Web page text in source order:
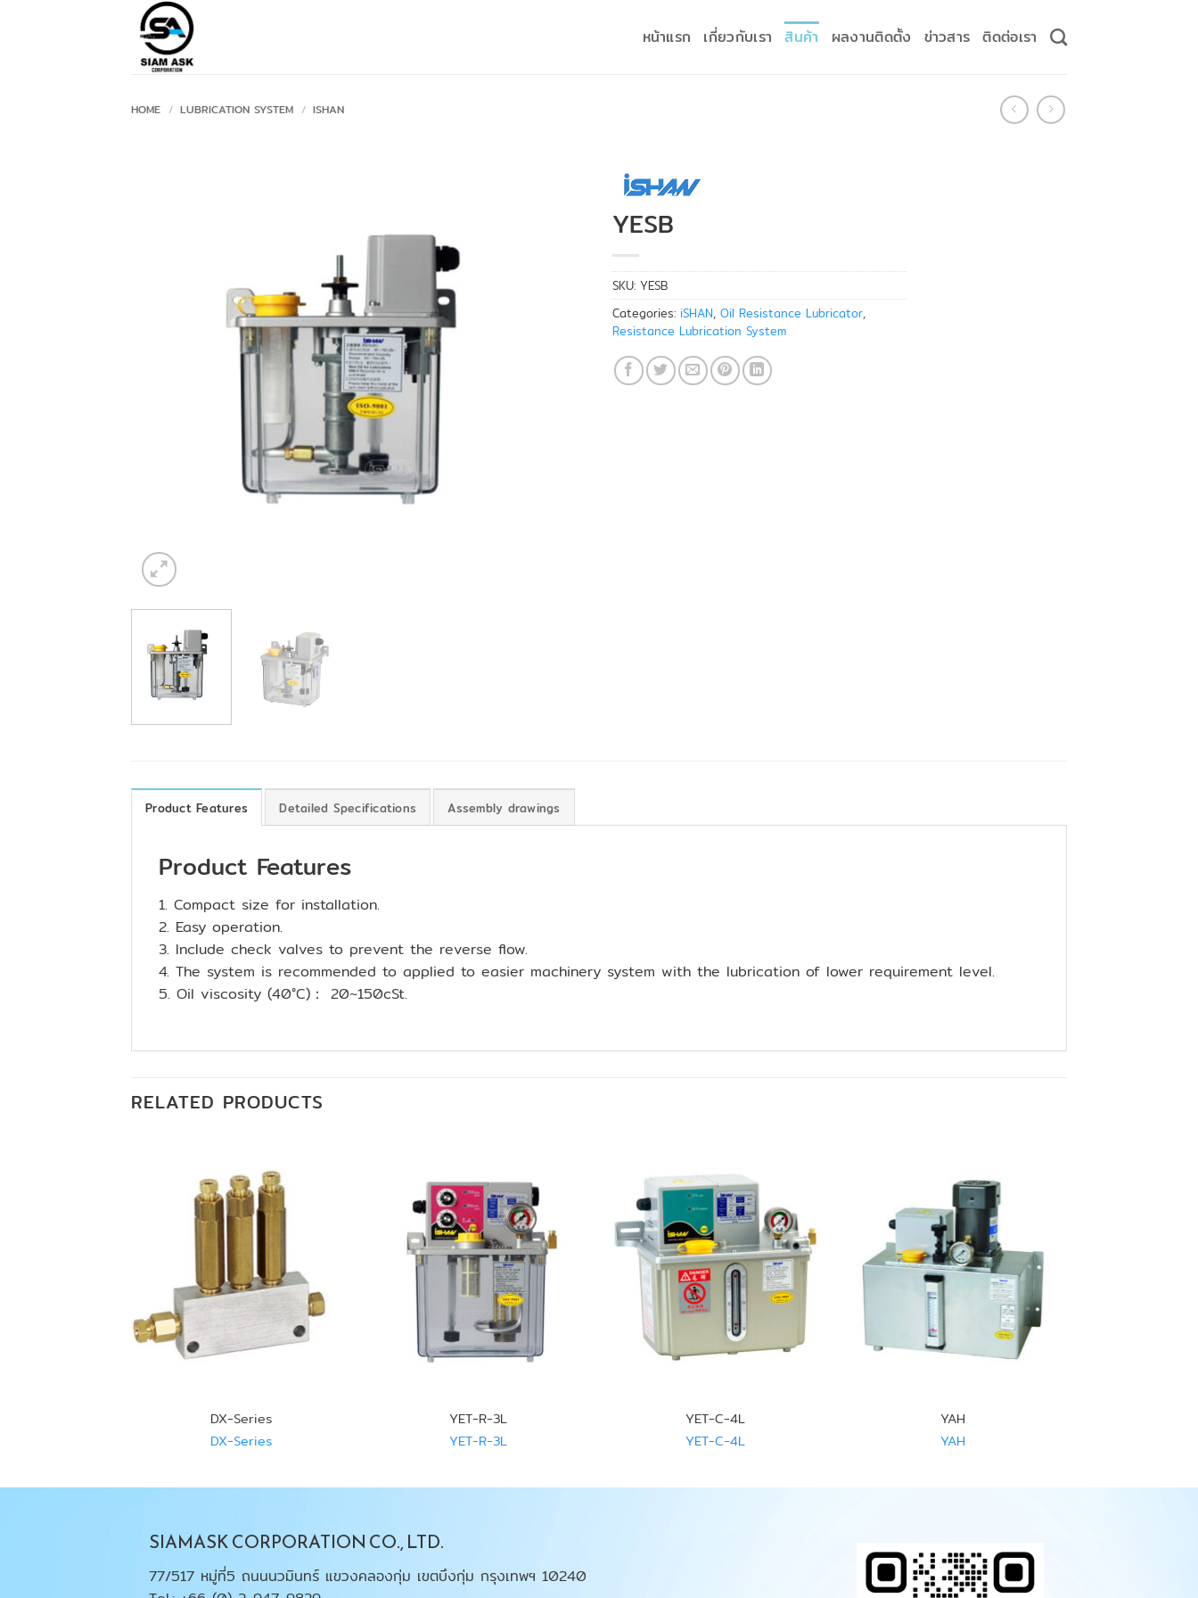
หน้าแรก เกี่ยวกับเรา สินค้า ผลงานติดตั้ง ข่าวสาร ติดต่อเรา
HOME / LUBRICATION SYSTEM / ISHAN
YESB
SKU: YESB
Categories: iSHAN, Oil Resistance Lubricator,
Resistance Lubrication System
Product Features Detailed Specifications Assembly drawings
Product Features
1. Compact size for installation.
2. Easy operation.
3. Include check valves to prevent the reverse flow.
4. The system is recommended to applied to easier machinery system with the lubrication of lower requirement level.
5. Oil viscosity (40°C)： 20~150cSt.
RELATED PRODUCTS
DX-Series
DX-Series
YET-R-3L
YET-R-3L
YET-C-4L
YET-C-4L
YAH
YAH
SIAMASK CORPORATION CO., LTD.
77/517 หมู่ที่5 ถนนนวมินทร์ แขวงคลองกุ่ม เขตบึงกุ่ม กรุงเทพฯ 10240